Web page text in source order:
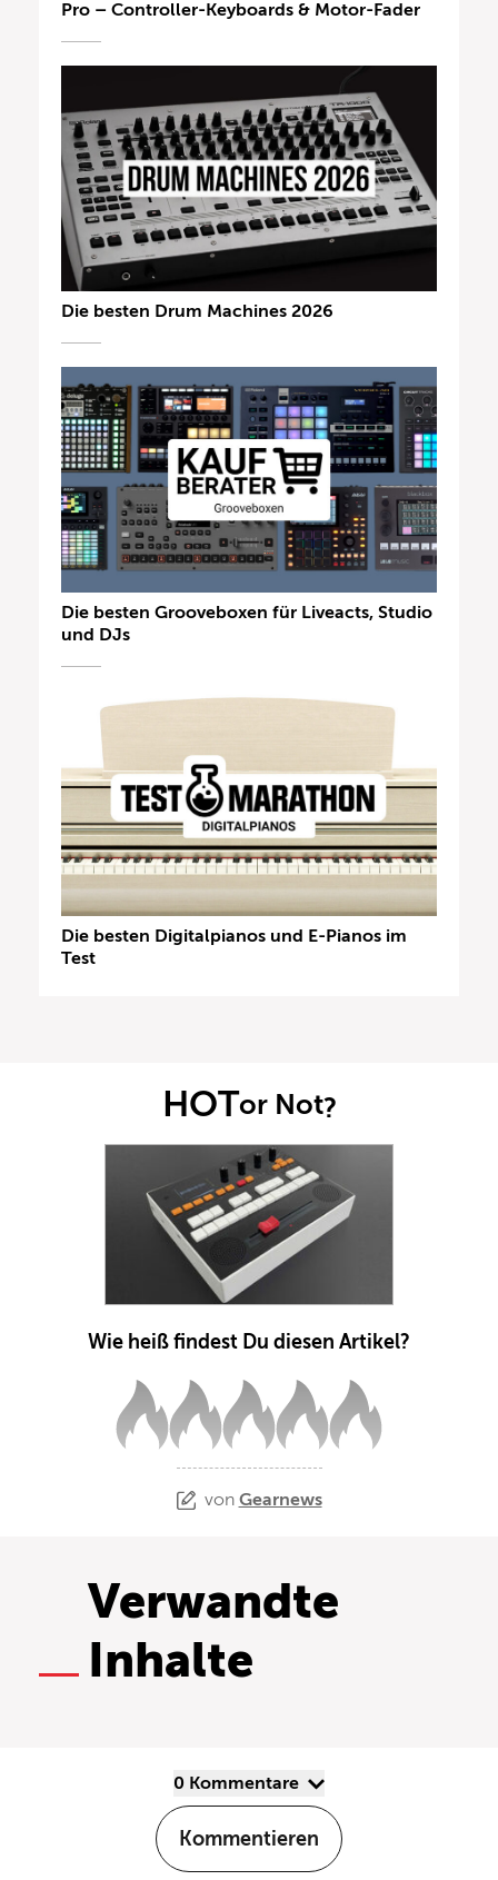
Pro – Controller-Keyboards & Motor-Fader
Die besten Drum Machines 2026
Die besten Grooveboxen für Liveacts, Studio
und DJs
Die besten Digitalpianos und E-Pianos im
Test
HOTor Not?
Wie heiß findest Du diesen Artikel?
von Gearnews
Verwandte
Inhalte
0 Kommentare
Kommentieren